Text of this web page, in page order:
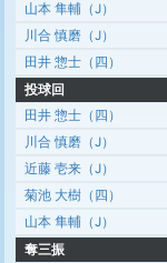
山本 隼輔（J）
川合 慎磨（J）
田井 惣士（四）
投球回
田井 惣士（四）
川合 慎磨（J）
近藤 壱来（J）
菊池 大樹（四）
山本 隼輔（J）
奪三振